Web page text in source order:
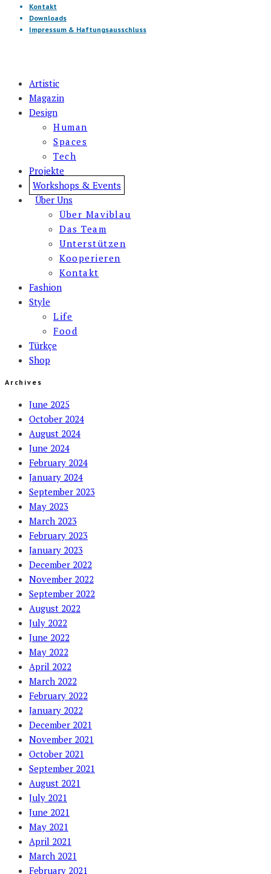
Kontakt
Downloads
Impressum & Haftungsausschluss
Artistic
Magazin
Design
Human
Spaces
Tech
Projekte
Workshops & Events
Über Uns
Über Maviblau
Das Team
Unterstützen
Kooperieren
Kontakt
Fashion
Style
Life
Food
Türkçe
Shop
Archives
June 2025
October 2024
August 2024
June 2024
February 2024
January 2024
September 2023
May 2023
March 2023
February 2023
January 2023
December 2022
November 2022
September 2022
August 2022
July 2022
June 2022
May 2022
April 2022
March 2022
February 2022
January 2022
December 2021
November 2021
October 2021
September 2021
August 2021
July 2021
June 2021
May 2021
April 2021
March 2021
February 2021